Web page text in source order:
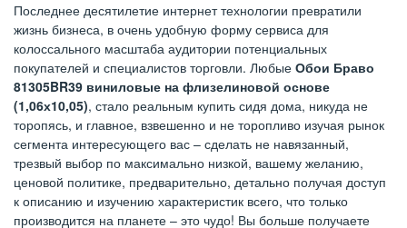
Последнее десятилетие интернет технологии превратили
жизнь бизнеса, в очень удобную форму сервиса для
колоссального масштаба аудитории потенциальных
покупателей и специалистов торговли. Любые Обои Браво
81305BR39 виниловые на флизелиновой основе
(1,06х10,05), стало реальным купить сидя дома, никуда не
торопясь, и главное, взвешенно и не торопливо изучая рынок
сегмента интересующего вас – сделать не навязанный,
трезвый выбор по максимально низкой, вашему желанию,
ценовой политике, предварительно, детально получая доступ
к описанию и изучению характеристик всего, что только
производится на планете – это чудо! Вы больше получаете